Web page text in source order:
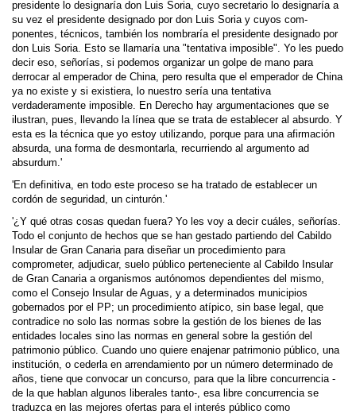
presidente lo designaría don Luis Soria, cuyo secretario lo designaría a
su vez el presidente designado por don Luis Soria y cuyos com­
ponentes, técnicos, también los nombraría el presidente designado por
don Luis Soria. Esto se llamaría una "tentativa imposible". Yo les puedo
decir eso, señorías, si podemos organizar un golpe de mano para
derrocar al emperador de China, pero resulta que el emperador de China
ya no existe y si existiera, lo nuestro sería una tentativa
verdaderamente imposible. En Derecho hay argumentaciones que se
ilustran, pues, llevando la línea que se trata de establecer al absurdo. Y
esta es la técnica que yo estoy utilizando, porque para una afirmación
absurda, una forma de desmontarla, recurriendo al argumento ad
absurdum.'
'En definitiva, en todo este proceso se ha tratado de establecer un
cordón de seguridad, un cinturón.'
'¿Y qué otras cosas quedan fuera? Yo les voy a decir cuáles, señorías.
Todo el conjunto de hechos que se han gestado partiendo del Cabildo
Insular de Gran Canaria para diseñar un procedimiento para
comprometer, adjudicar, suelo público perteneciente al Cabildo Insular
de Gran Canaria a organismos autónomos dependientes del mismo,
como el Consejo Insular de Aguas, y a deter­minados municipios
gobernados por el PP; un procedimiento atípico, sin base legal, que
contradice no solo las normas sobre la gestión de los bienes de las
entidades locales sino las normas en general sobre la gestión del
patrimonio público. Cuando uno quiere enajenar patrimonio público, una
institución, o cederla en arrendamiento por un número determinado de
años, tiene que convocar un concurso, para que la libre con­currencia -
de la que hablan algunos liberales tanto-, esa libre concurrencia se
traduzca en las mejores ofertas para el interés público como